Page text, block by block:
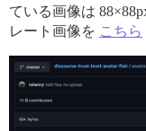
ている画像は
レート画像を こちら